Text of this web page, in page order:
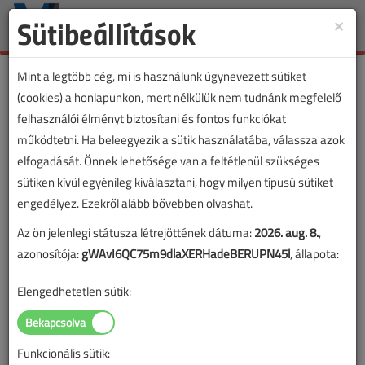
Toggle
×
Sütibeállítások
Mint a legtöbb cég, mi is használunk úgynevezett sütiket
(cookies) a honlapunkon, mert nélkülük nem tudnánk megfelelő
felhasználói élményt biztosítani és fontos funkciókat
működtetni. Ha beleegyezik a sütik használatába, válassza azok
elfogadását. Önnek lehetősége van a feltétlenül szükséges
sütiken kívül egyénileg kiválasztani, hogy milyen típusú sütiket
engedélyez. Ezekről alább bővebben olvashat.
Az ön jelenlegi státusza létrejöttének dátuma:2026. aug. 8.,
azonosítója:gWAvI6QC75m9dlaXERHadeBERUPN45l, állapota:
Elengedhetetlen sütik:
Funkcionális sütik: